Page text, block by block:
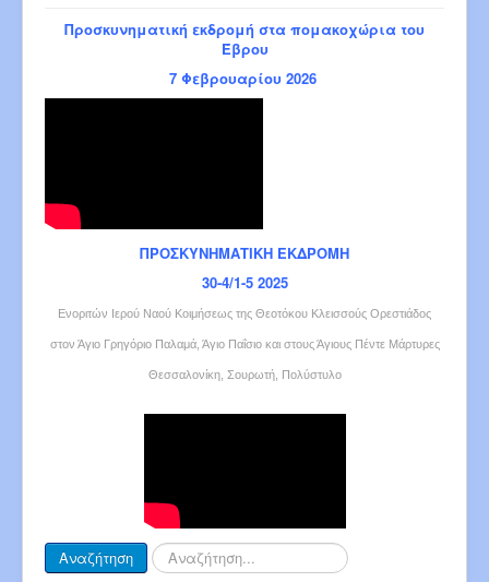
Πρόγραμμα Παναγίας 6-2026
Πρόγρ. Σεβ. Μητροπολίτου 8-2026
Προσκυνηματική εκδρομή στα πομακοχώρια του
Έβρου
7 Φεβρουαρίου 2026
ΠΡΟΣΚΥΝΗΜΑΤΙΚΗ ΕΚΔΡΟΜΗ
30-4/1-5 2025
Ενοριτών Ιερού Ναού Κοιμήσεως της Θεοτόκου Κλεισσούς Ορεστιάδος
στον Άγιο Γρηγόριο Παλαμά, Άγιο Παΐσιο και στους Άγιους Πέντε Μάρτυρες
Θεσσαλονίκη, Σουρωτή, Πολύστυλο
Αναζήτηση Αναζήτηση...